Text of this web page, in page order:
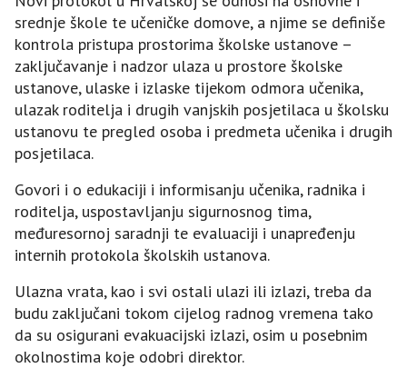
srednje škole te učeničke domove, a njime se definiše
kontrola pristupa prostorima školske ustanove –
zaključavanje i nadzor ulaza u prostore školske
ustanove, ulaske i izlaske tijekom odmora učenika,
ulazak roditelja i drugih vanjskih posjetilaca u školsku
ustanovu te pregled osoba i predmeta učenika i drugih
posjetilaca.
Govori i o edukaciji i informisanju učenika, radnika i
roditelja, uspostavljanju sigurnosnog tima,
međuresornoj saradnji te evaluaciji i unapređenju
internih protokola školskih ustanova.
Ulazna vrata, kao i svi ostali ulazi ili izlazi, treba da
budu zaključani tokom cijelog radnog vremena tako
da su osigurani evakuacijski izlazi, osim u posebnim
okolnostima koje odobri direktor.